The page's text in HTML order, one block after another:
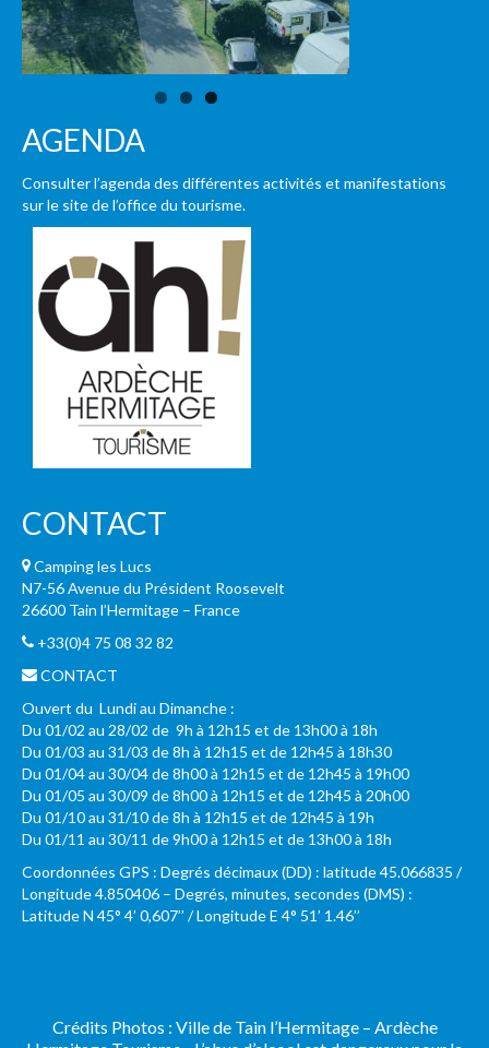
AGENDA
Consulter l’agenda des différentes activités et manifestations
sur le site de l’office du tourisme.
CONTACT
Camping les Lucs
N7-56 Avenue du Président Roosevelt
26600 Tain l’Hermitage – France
+33(0)4 75 08 32 82
CONTACT
Ouvert du Lundi au Dimanche :
Du 01/02 au 28/02 de 9h à 12h15 et de 13h00 à 18h
Du 01/03 au 31/03 de 8h à 12h15 et de 12h45 à 18h30
Du 01/04 au 30/04 de 8h00 à 12h15 et de 12h45 à 19h00
Du 01/05 au 30/09 de 8h00 à 12h15 et de 12h45 à 20h00
Du 01/10 au 31/10 de 8h à 12h15 et de 12h45 à 19h
Du 01/11 au 30/11 de 9h00 à 12h15 et de 13h00 à 18h
Coordonnées GPS : Degrés décimaux (DD) : latitude 45.066835 /
Longitude 4.850406 – Degrés, minutes, secondes (DMS) :
Latitude N 45° 4’ 0,607’’ / Longitude E 4° 51’ 1.46’’
Crédits Photos : Ville de Tain l’Hermitage – Ardèche